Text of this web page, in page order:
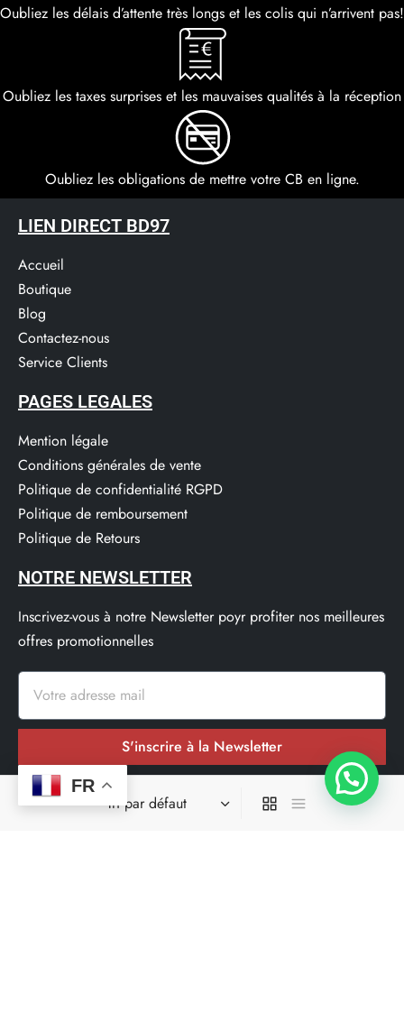
Oubliez les délais d’attente très longs et les colis qui n’arrivent pas!
Oubliez les taxes surprises et les mauvaises qualités à la réception
Oubliez les obligations de mettre votre CB en ligne.
LIEN DIRECT BD97
Accueil
Boutique
Blog
Contactez-nous
Service Clients​
PAGES LEGALES
Mention légale
Conditions générales de vente
Politique de confidentialité RGPD
Politique de remboursement
Politique de Retours
NOTRE NEWSLETTER
Inscrivez-vous à notre Newsletter poyr profiter nos meilleures
offres promotionnelles
S'inscrire à la Newsletter
Nos réseaux sociaux
FR